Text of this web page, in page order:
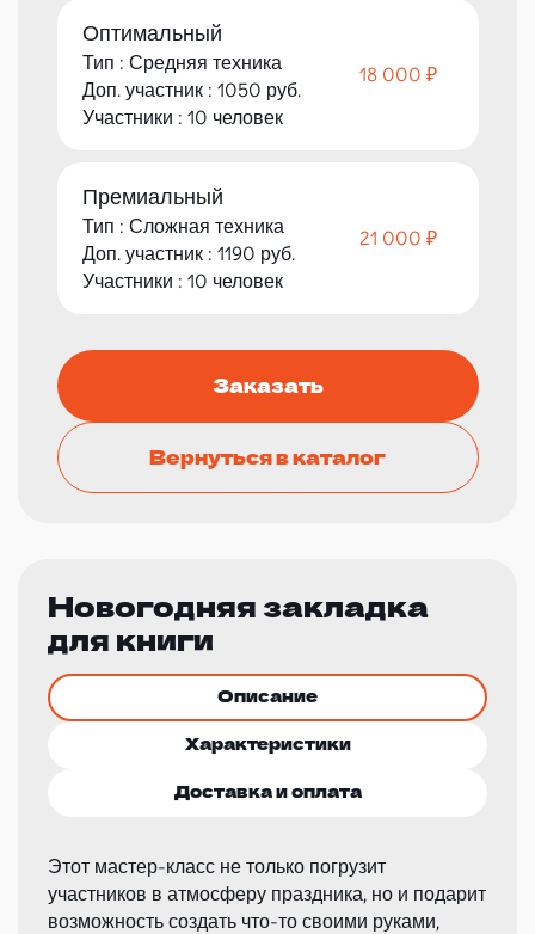
Оптимальный
Тип : Средняя техника
Доп. участник : 1050 руб.
Участники : 10 человек
18 000 ₽
Премиальный
Тип : Сложная техника
Доп. участник : 1190 руб.
Участники : 10 человек
21 000 ₽
Заказать
Вернуться в каталог
Новогодняя закладка
для книги
Описание
Характеристики
Доставка и оплата
Этот мастер-класс не только погрузит
участников в атмосферу праздника, но и подарит
возможность создать что-то своими руками,